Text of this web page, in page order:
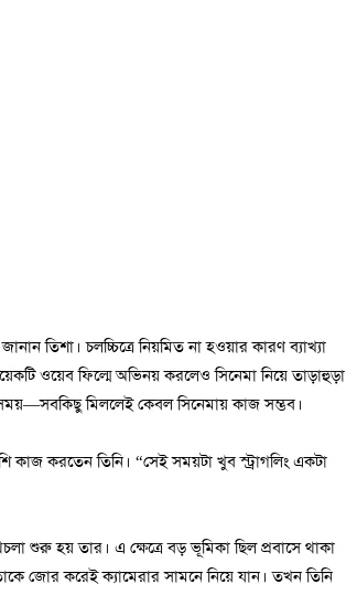
তিশা। চলচ্চিত্রে নিয়মিত না হওয়ার কারণ ব্যাখ্যা
ওয়েব ফিল্মে অভিনয় করলেও সিনেমা নিয়ে তাড়াহুড়া
মিললেই কেবল সিনেমায় কাজ সম্ভব।
কাজ করতেন তিনি। “সেই সময়টা খুব স্ট্রাগলিং একটা
শুরু হয় তার। এ ক্ষেত্রে বড় ভূমিকা ছিল প্রবাসে থাকা
জোর করেই ক্যামেরার সামনে নিয়ে যান। তখন তিনি